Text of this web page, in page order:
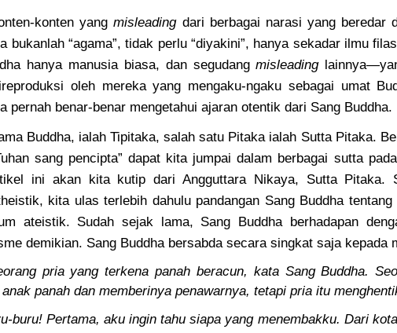
konten yangmisleadingdari berbagai narasi yang beredar
bukanlah “agama”, tidak perlu “diyakini”, hanya sekadar ilmu
hanya manusia biasa, dan segudangmisleading
oleh mereka yang mengaku-ngaku sebagai umat
pernah benar-benar mengetahui ajaran otentik dari Sang Buddha.
Buddha, ialah Tipitaka, salah satu Pitaka ialah Sutta Pitaka.
sang pencipta” dapat kita jumpai dalam berbagai sutta
ini akan kita kutip dari Angguttara Nikaya, Sutta Pitaka.
kita ulas terlebih dahulu pandangan Sang Buddha
ateistik. Sudah sejak lama, Sang Buddha berhadapan
demikian. Sang Buddha bersabda secara singkat saja kepada
pria yang terkena panah beracun, kata Sang Buddha.
panah dan memberinya penawarnya, tetapi pria itu
buru! Pertama, aku ingin tahu siapa yang menembakku. Dari